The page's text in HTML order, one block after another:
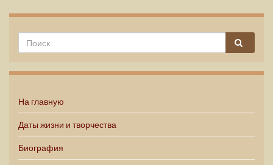
На главную
Даты жизни и творчества
Биография